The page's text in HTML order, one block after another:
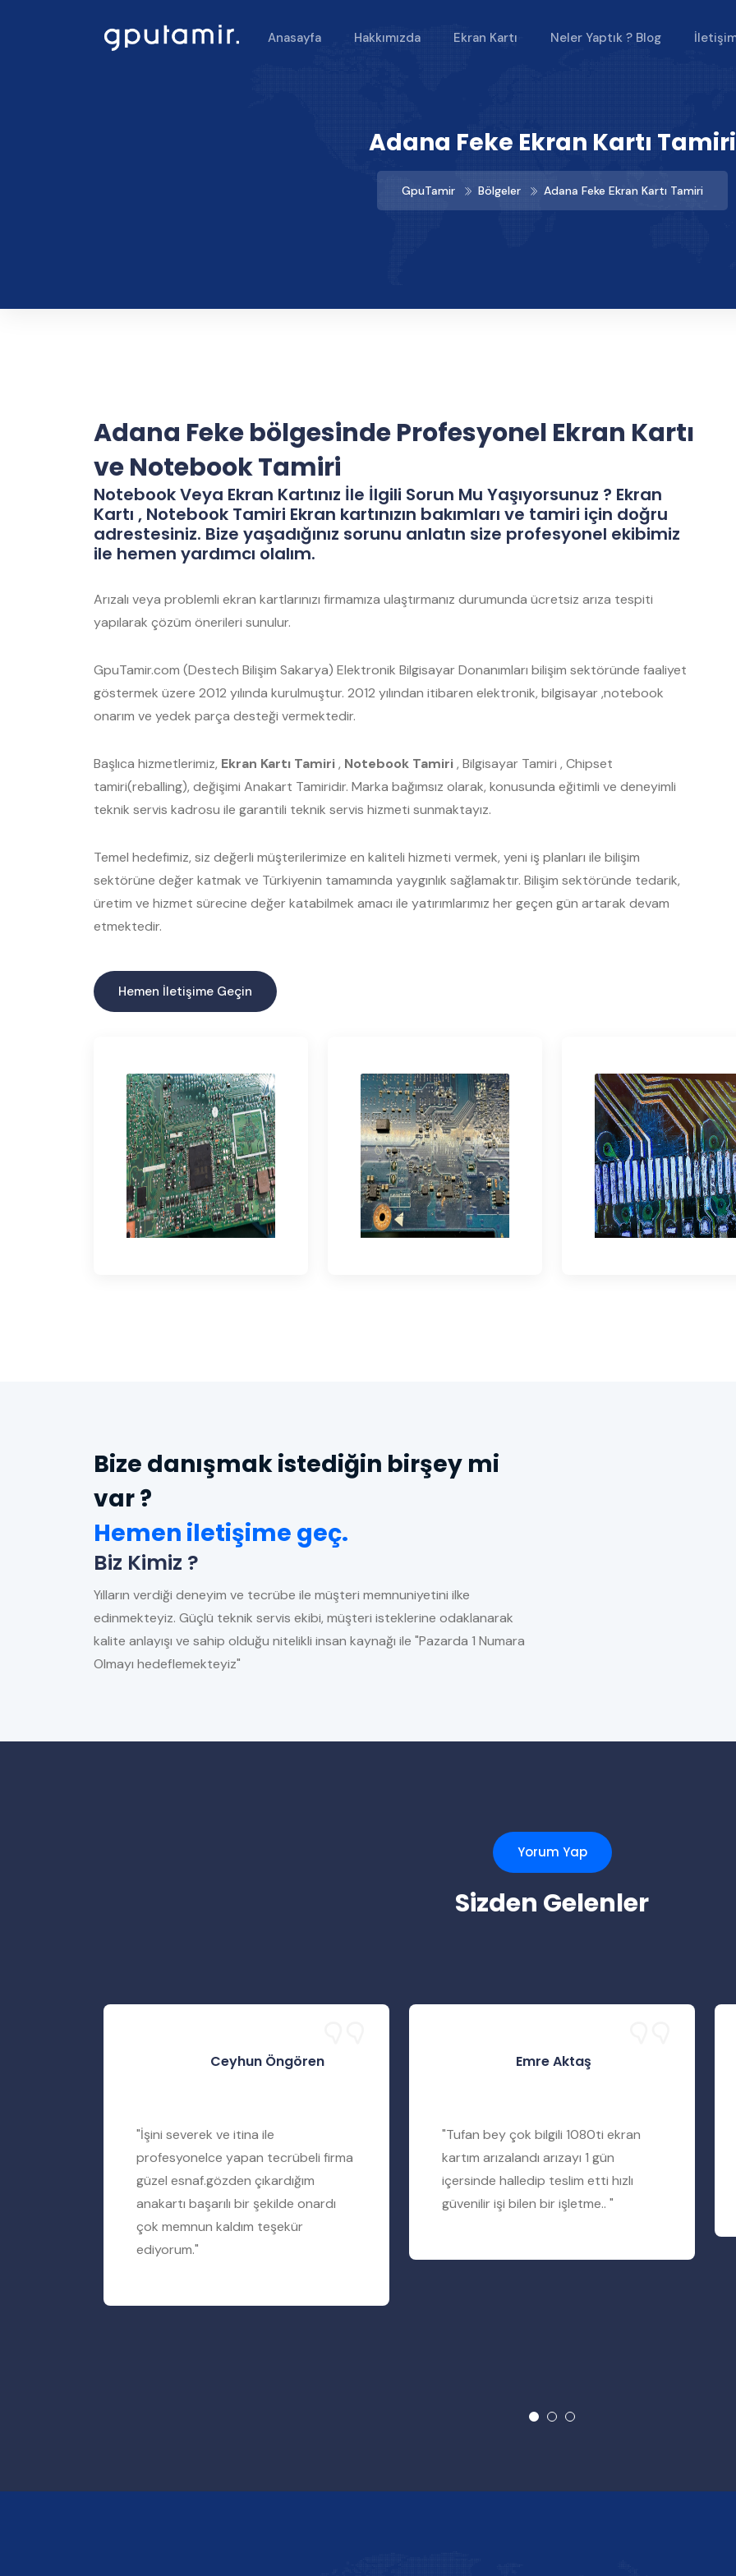
Anasayfa Hakkımızda Ekran Kartı Neler Yaptık ? Blog
Adana Feke Ekran Kartı Tamiri
GpuTamir Bölgeler Adana Feke Ekran Kartı Tamiri
Adana Feke bölgesinde Profesyonel Ekran Kartı
ve Notebook Tamiri
Notebook Veya Ekran Kartınız İle İlgili Sorun Mu Yaşıyorsunuz ? Ekran
Kartı , Notebook Tamiri Ekran kartınızın bakımları ve tamiri için doğru
adrestesiniz. Bize yaşadığınız sorunu anlatın size profesyonel ekibimiz
ile hemen yardımcı olalım.
Arızalı veya problemli ekran kartlarınızı firmamıza ulaştırmanız durumunda ücretsiz arıza tespiti
yapılarak çözüm önerileri sunulur.
GpuTamir.com (Destech Bilişim Sakarya) Elektronik Bilgisayar Donanımları bilişim sektöründe faaliyet
göstermek üzere 2012 yılında kurulmuştur. 2012 yılından itibaren elektronik, bilgisayar ,notebook
onarım ve yedek parça desteği vermektedir.
Başlıca hizmetlerimiz, Ekran Kartı Tamiri, Notebook Tamiri, Bilgisayar Tamiri , Chipset
tamiri(reballing), değişimi Anakart Tamiridir. Marka bağımsız olarak, konusunda eğitimli ve deneyimli
teknik servis kadrosu ile garantili teknik servis hizmeti sunmaktayız.
Temel hedefimiz, siz değerli müşterilerimize en kaliteli hizmeti vermek, yeni iş planları ile bilişim
sektörüne değer katmak ve Türkiyenin tamamında yaygınlık sağlamaktır. Bilişim sektöründe tedarik,
üretim ve hizmet sürecine değer katabilmek amacı ile yatırımlarımız her geçen gün artarak devam
etmektedir.
Hemen İletişime Geçin
Bize danışmak istediğin birşey mi
var ?
Hemen iletişime geç.
Biz Kimiz ?
Yılların verdiği deneyim ve tecrübe ile müşteri memnuniyetini ilke
edinmekteyiz. Güçlü teknik servis ekibi, müşteri isteklerine odaklanarak
kalite anlayışı ve sahip olduğu nitelikli insan kaynağı ile "Pazarda 1 Numara
Olmayı hedeflemekteyiz"
Yorum Yap
Sizden Gelenler
Ceyhun Öngören
"İşini severek ve itina ile
profesyonelce yapan tecrübeli firma
güzel esnaf.gözden çıkardığım
anakartı başarılı bir şekilde onardı
çok memnun kaldım teşekür
ediyorum."
Emre Aktaş
"Tufan bey çok bilgili 1080ti ekran
kartım arızalandı arızayı 1 gün
içersinde halledip teslim etti hızlı
güvenilir işi bilen bir işletme.. "